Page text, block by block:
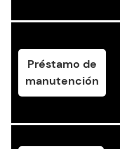
Préstamo de
manutención